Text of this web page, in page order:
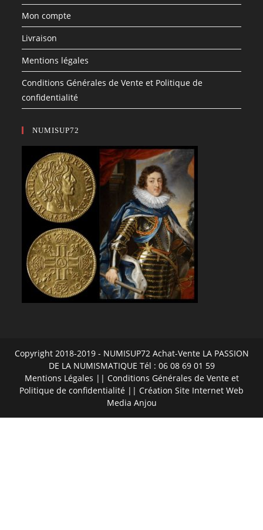
Mon compte
Livraison
Mentions légales
Conditions Générales de Vente et Politique de
confidentialité
NUMISUP72
Copyright 2018-2019 - NUMISUP72 Achat-Vente LA PASSION
DE LA NUMISMATIQUE Tél : 06 08 69 01 59
Mentions Légales || Conditions Générales de Vente et
Politique de confidentialité || Création Site Internet Web
Media Anjou